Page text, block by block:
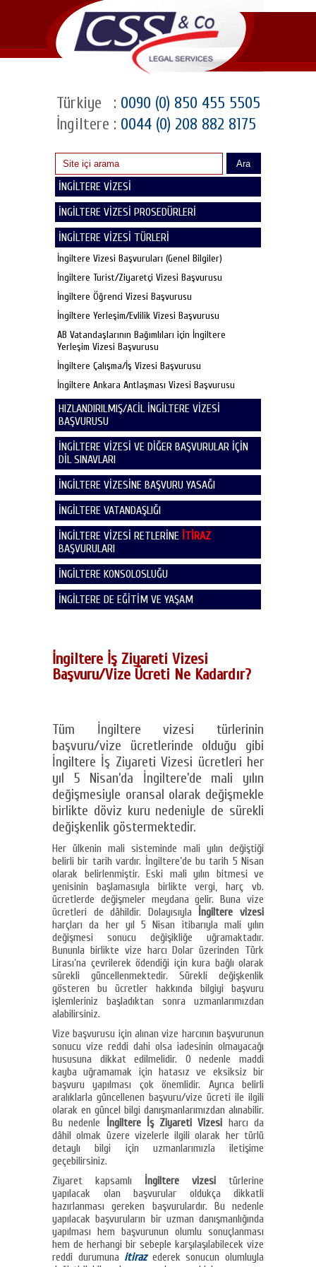
Türkiye : 0090 (0) 850 455 5505
İngiltere : 0044 (0) 208 882 8175
Ara
İNGİLTERE VİZESİ
İNGİLTERE VİZESİ PROSEDÜRLERİ
İNGİLTERE VİZESİ TÜRLERİ
İngiltere Vizesi Başvuruları (Genel Bilgiler)
İngiltere Turist/Ziyaretçi Vizesi Başvurusu
İngiltere Öğrenci Vizesi Başvurusu
İngiltere Yerleşim/Evlilik Vizesi Başvurusu
AB Vatandaşlarının Bağımlıları için İngiltere
Yerleşim Vizesi Başvurusu
İngiltere Çalışma/İş Vizesi Başvurusu
İngiltere Ankara Antlaşması Vizesi Başvurusu
HIZLANDIRILMIŞ/ACİL İNGİLTERE VİZESİ
BAŞVURUSU
İNGİLTERE VİZESİ VE DİĞER BAŞVURULAR İÇİN
DİL SINAVLARI
İNGİLTERE VİZESİNE BAŞVURU YASAĞI
İNGİLTERE VATANDAŞLIĞI
İNGİLTERE VİZESİ RETLERİNE İTİRAZ
BAŞVURULARI
İNGİLTERE KONSOLOSLUĞU
İNGİLTERE DE EĞİTİM VE YAŞAM
İngiltere İş Ziyareti Vizesi
Başvuru/Vize Ücreti Ne Kadardır?
Tüm İngiltere vizesi türlerinin
başvuru/vize ücretlerinde olduğu gibi
İngiltere İş Ziyareti Vizesi ücretleri her
yıl 5 Nisan’da İngiltere’de mali yılın
değişmesiyle oransal olarak değişmekle
birlikte döviz kuru nedeniyle de sürekli
değişkenlik göstermektedir.
Her ülkenin mali sisteminde mali yılın değiştiği
belirli bir tarih vardır. İngiltere’de bu tarih 5 Nisan
olarak belirlenmiştir. Eski mali yılın bitmesi ve
yenisinin başlamasıyla birlikte vergi, harç vb.
ücretlerde değişmeler meydana gelir. Buna vize
ücretleri de dâhildir. Dolayısıyla İngiltere vizesi
harçları da her yıl 5 Nisan itibarıyla mali yılın
değişmesi sonucu değişikliğe uğramaktadır.
Bununla birlikte vize harcı Dolar üzerinden Türk
Lirası’na çevrilerek ödendiği için kura bağlı olarak
sürekli güncellenmektedir. Sürekli değişkenlik
gösteren bu ücretler hakkında bilgiyi başvuru
işlemleriniz başladıktan sonra uzmanlarımızdan
alabilirsiniz.
Vize başvurusu için alınan vize harcının başvurunun
sonucu vize reddi dahi olsa iadesinin olmayacağı
hususuna dikkat edilmelidir. O nedenle maddi
kayba uğramamak için hatasız ve eksiksiz bir
başvuru yapılması çok önemlidir. Ayrıca belirli
aralıklarla güncellenen başvuru/vize ücreti ile ilgili
olarak en güncel bilgi danışmanlarımızdan alınabilir.
Bu nedenle
İngiltere İş Ziyareti Vizesi harcı da
dâhil olmak üzere vizelerle ilgili olarak her türlü
detaylı bilgi için uzmanlarımızla iletişime
geçebilirsiniz.
Ziyaret kapsamlı
İngiltere vizesi türlerine
yapılacak olan başvurular oldukça dikkatli
hazırlanması gereken başvurulardır. Bu nedenle
yapılacak başvuruların bir uzman danışmanlığında
yapılması hem başvurunun olumlu sonuçlanması
hem de herhangi bir sebeple karşılaşılabilecek vize
reddi durumuna itirazederek sonucun olumluyla